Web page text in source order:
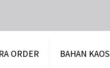
ORDER BAHAN KAOS